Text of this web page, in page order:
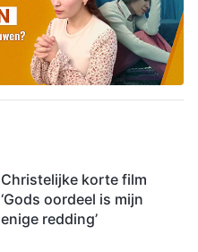
Christelijke korte film
‘Gods oordeel is mijn
enige redding’